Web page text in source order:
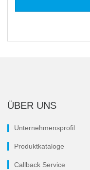
ÜBER UNS
Unternehmensprofil
Produktkataloge
Callback Service